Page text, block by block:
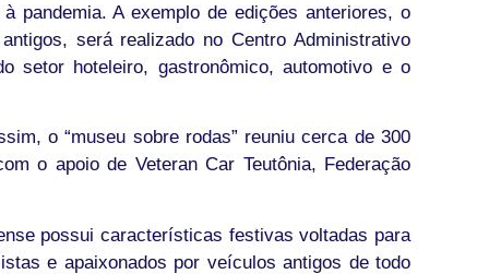
pandemia. A exemplo de edições anteriores, o
será realizado no Centro Administrativo
setor hoteleiro, gastronômico, automotivo e o
o “museu sobre rodas” reuniu cerca de 300
o apoio de Veteran Car Teutônia, Federação
possui características festivas voltadas para
e apaixonados por veículos antigos de todo